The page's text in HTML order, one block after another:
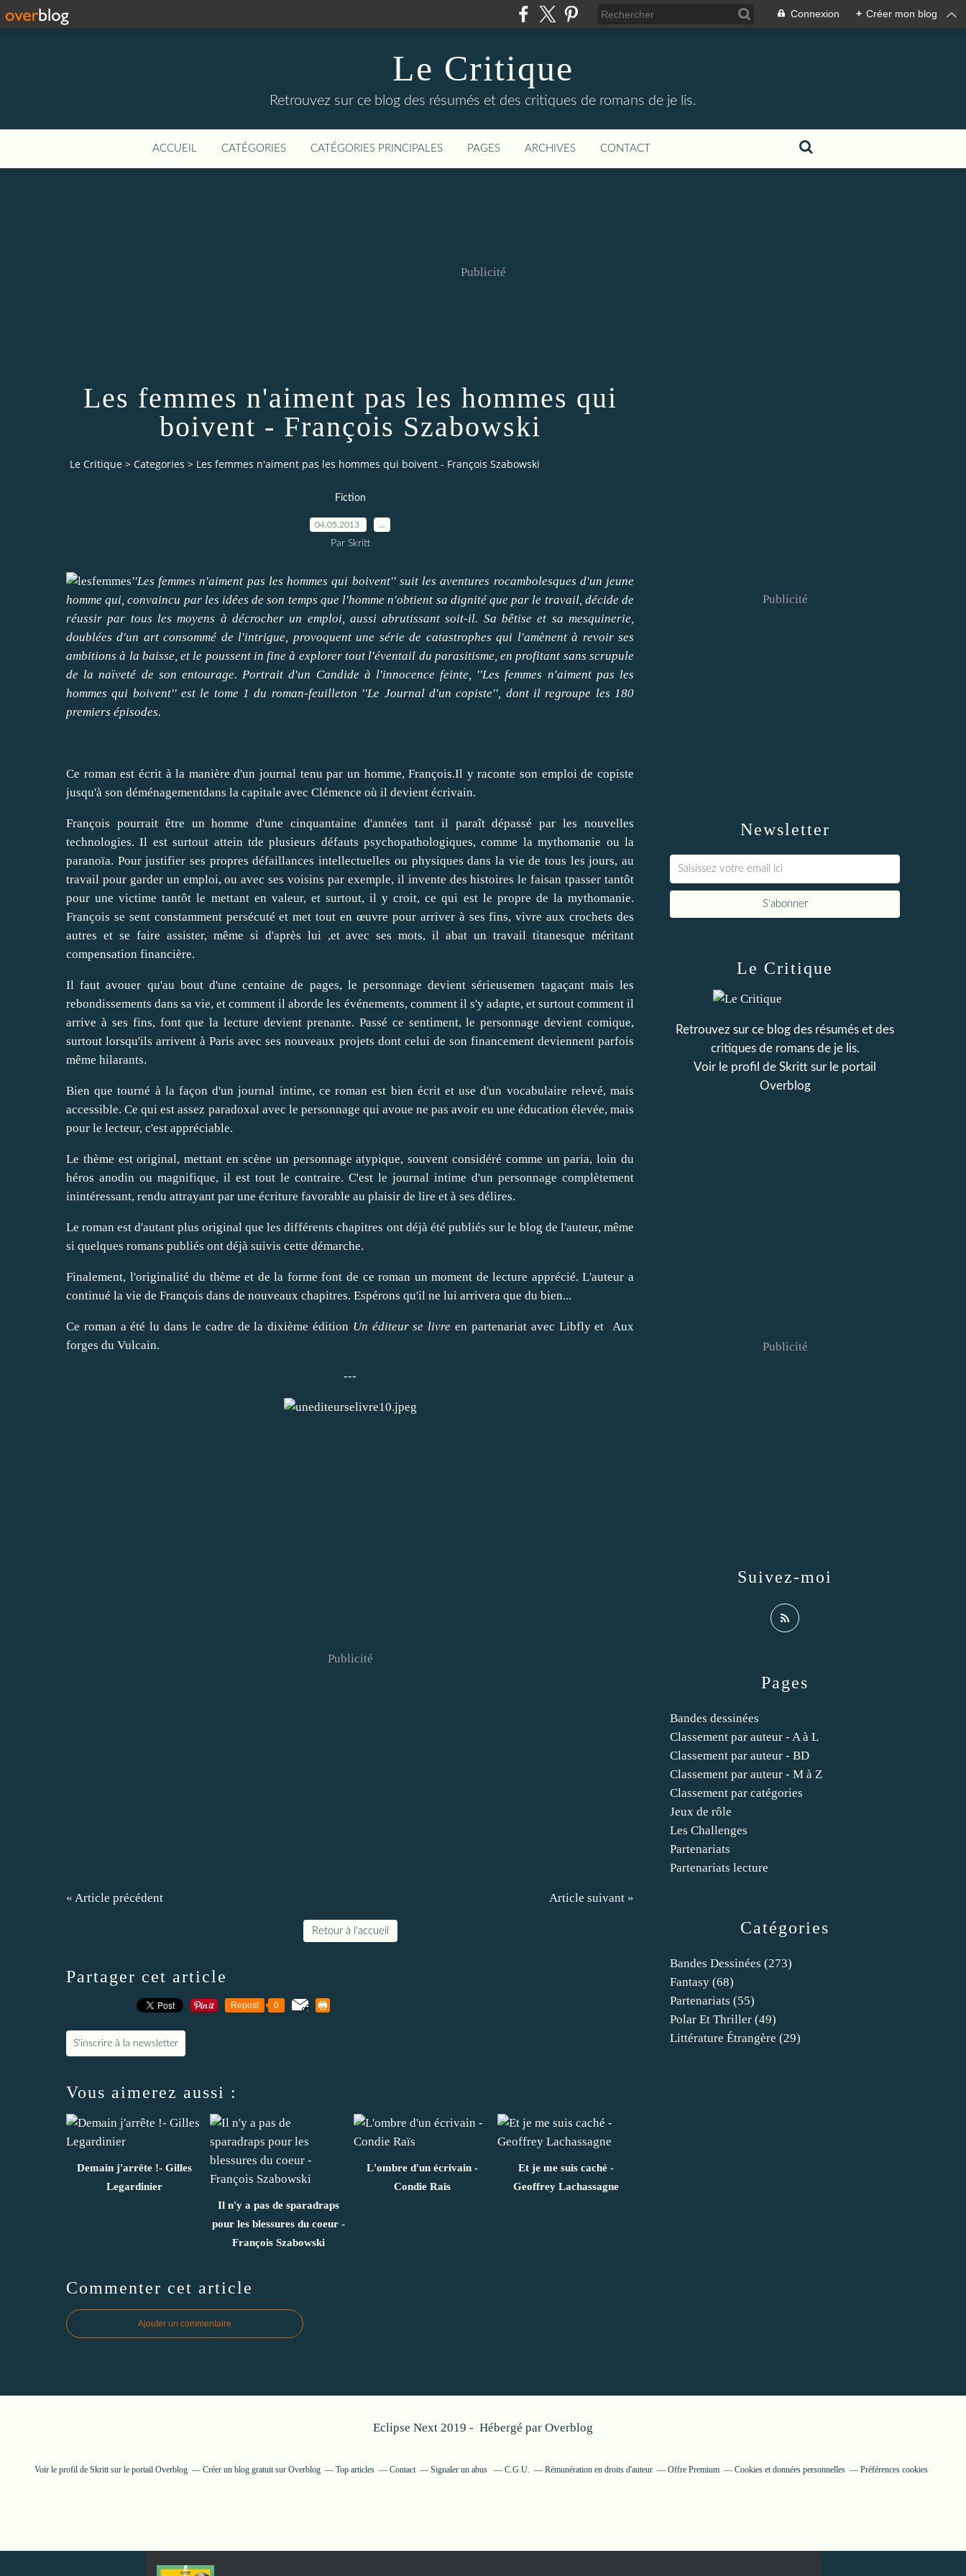
Connexion + Créer mon blog
Le Critique
Retrouvez sur ce blog des résumés et des critiques de romans de je lis.
ACCUEIL CATÉGORIES CATÉGORIES PRINCIPALES PAGES ARCHIVES CONTACT
Publicité
Les femmes n'aiment pas les hommes qui
boivent - François Szabowski
Le Critique > Categories > Les femmes n'aiment pas les hommes qui boivent - François Szabowski
Fiction
04.05.2013
Par Skritt
''Les femmes n'aiment pas les hommes qui boivent'' suit les aventures rocambolesques d'un jeune
homme qui, convaincu par les idées de son temps que l'homme n'obtient sa dignité que par le travail, décide de
réussir par tous les moyens à décrocher un emploi, aussi abrutissant soit-il. Sa bêtise et sa mesquinerie,
doublées d'un art consommé de l'intrigue, provoquent une série de catastrophes qui l'amènent à revoir ses
ambitions à la baisse, et le poussent in fine à explorer tout l'éventail du parasitisme, en profitant sans scrupule
de la naïveté de son entourage. Portrait d'un Candide à l'innocence feinte, ''Les femmes n'aiment pas les
hommes qui boivent'' est le tome 1 du roman-feuilleton ''Le Journal d'un copiste'', dont il regroupe les 180
premiers épisodes.
Ce roman est écrit à la manière d'un journal tenu par un homme, François.Il y raconte son emploi de copiste
jusqu'à son déménagementdans la capitale avec Clémence où il devient écrivain.
François pourrait être un homme d'une cinquantaine d'années tant il paraît dépassé par les nouvelles
technologies. Il est surtout attein tde plusieurs défauts psychopathologiques, comme la mythomanie ou la
paranoïa. Pour justifier ses propres défaillances intellectuelles ou physiques dans la vie de tous les jours, au
travail pour garder un emploi, ou avec ses voisins par exemple, il invente des histoires le faisan tpasser tantôt
pour une victime tantôt le mettant en valeur, et surtout, il y croit, ce qui est le propre de la mythomanie.
François se sent constamment persécuté et met tout en œuvre pour arriver à ses fins, vivre aux crochets des
autres et se faire assister, même si d'après lui ,et avec ses mots, il abat un travail titanesque méritant
compensation financière.
Il faut avouer qu'au bout d'une centaine de pages, le personnage devient sérieusemen tagaçant mais les
rebondissements dans sa vie, et comment il aborde les événements, comment il s'y adapte, et surtout comment il
arrive à ses fins, font que la lecture devient prenante. Passé ce sentiment, le personnage devient comique,
surtout lorsqu'ils arrivent à Paris avec ses nouveaux projets dont celui de son financement deviennent parfois
même hilarants.
Bien que tourné à la façon d'un journal intime, ce roman est bien écrit et use d'un vocabulaire relevé, mais
accessible. Ce qui est assez paradoxal avec le personnage qui avoue ne pas avoir eu une éducation élevée, mais
pour le lecteur, c'est appréciable.
Le thème est original, mettant en scène un personnage atypique, souvent considéré comme un paria, loin du
héros anodin ou magnifique, il est tout le contraire. C'est le journal intime d'un personnage complètement
inintéressant, rendu attrayant par une écriture favorable au plaisir de lire et à ses délires.
Le roman est d'autant plus original que les différents chapitres ont déjà été publiés sur le blog de l'auteur, même
si quelques romans publiés ont déjà suivis cette démarche.
Finalement, l'originalité du thème et de la forme font de ce roman un moment de lecture apprécié. L'auteur a
continué la vie de François dans de nouveaux chapitres. Espérons qu'il ne lui arrivera que du bien...
Ce roman a été lu dans le cadre de la dixième édition Un éditeur se livre en partenariat avec Libflyet
Aux
forges du Vulcain.
---
Publicité
« Article précédent Article suivant »
Retour à l'accueil
Partager cet article
Repost 0
S'inscrire à la newsletter
Vous aimerez aussi :
Demain j'arrête !- Gilles
Legardinier
Il n'y a pas de sparadraps
pour les blessures du coeur -
François Szabowski
L'ombre d'un écrivain -
Condie Raïs
Et je me suis caché -
Geoffrey Lachassagne
Commenter cet article
Ajouter un commentaire
Newsletter
Publicité
Catégories
Bandes Dessinées (273)
Fantasy (68)
Partenariats (55)
Polar Et Thriller (49)
Littérature Étrangère (29)
Pages
Bandes dessinées
Classement par auteur - A à L
Classement par auteur - BD
Classement par auteur - M à Z
Classement par catégories
Jeux de rôle
Les Challenges
Partenariats
Partenariats lecture
Le Critique
Retrouvez sur ce blog des résumés et des
critiques de romans de je lis.
Voir le profil de Skritt sur le portail
Overblog
Suivez-moi
Publicité
Eclipse Next 2019 - Hébergé par Overblog
Voir le profil de Skrittsur le portail Overblog Créer un blog gratuit sur Overblog Top articles Contact Signaler un abus C.G.U. Rémunération en droits d'auteur Offre Premium Cookies et données personnelles Préférences cookies